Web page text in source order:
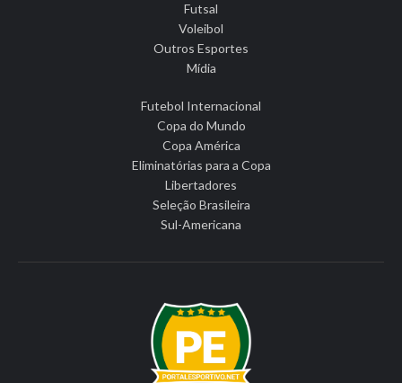
Futsal
Voleibol
Outros Esportes
Mídia
Futebol Internacional
Copa do Mundo
Copa América
Eliminatórias para a Copa
Libertadores
Seleção Brasileira
Sul-Americana